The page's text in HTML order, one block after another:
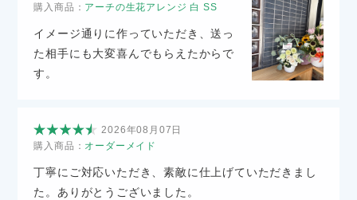
購入商品： アーチの生花アレンジ 白 SS
イメージ通りに作っていただき、送っ
た相手にも大変喜んでもらえたからで
す。
2026年08月07日
購入商品： オーダーメイド
丁寧にご対応いただき、素敵に仕上げていただきまし
た。ありがとうございました。